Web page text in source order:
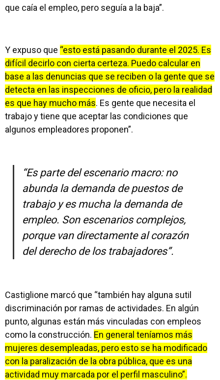
que caía el empleo, pero seguía a la baja”.
Y expuso que “esto está pasando durante el 2025. Es
difícil decirlo con cierta certeza. Puedo calcular en
base a las denuncias que se reciben o la gente que se
detecta en las inspecciones de oficio, pero la realidad
es que hay mucho más. Es gente que necesita el
trabajo y tiene que aceptar las condiciones que
algunos empleadores proponen”.
“Es parte del escenario macro: no
abunda la demanda de puestos de
trabajo y es mucha la demanda de
empleo. Son escenarios complejos,
porque van directamente al corazón
del derecho de los trabajadores”.
Castiglione marcó que “también hay alguna sutil
discriminación por ramas de actividades. En algún
punto, algunas están más vinculadas con empleos
como la construcción. En general teníamos más
mujeres desempleadas, pero esto se ha modificado
con la paralización de la obra pública, que es una
actividad muy marcada por el perfil masculino”.